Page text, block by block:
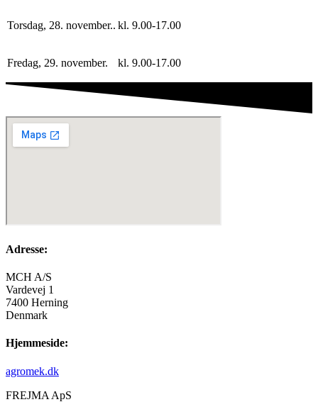
Torsdag, 28. november.. kl. 9.00-17.00
Fredag, 29. november. kl. 9.00-17.00
Adresse:
MCH A/S
Vardevej 1
7400 Herning
Denmark
Hjemmeside:
agromek.dk
FREJMA ApS